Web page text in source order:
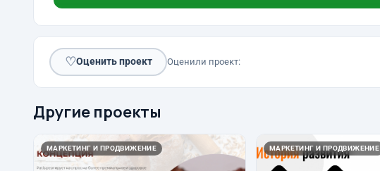
♡Оценить проект Оценили проект:
Другие проекты
МАРКЕТИНГ И ПРОДВИЖЕНИЕ МАРКЕТИНГ И ПРОДВИЖЕНИЕ